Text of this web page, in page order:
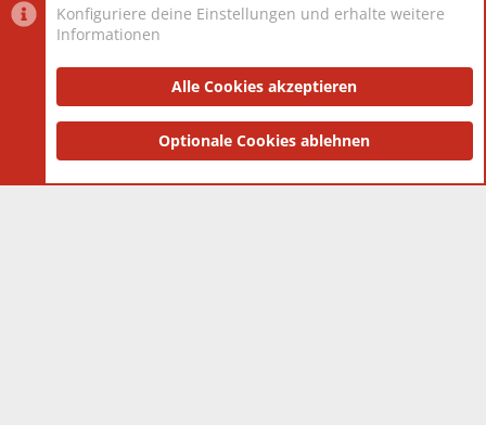
Datenschutzerklärung Impressum
Community platform by XenForo® © 2010-2025 XenForo Ltd.
and add-ons by ThemeHouse
Konfiguriere deine Einstellungen und erhalte weitere
Informationen
Alle Cookies akzeptieren
Optionale Cookies ablehnen